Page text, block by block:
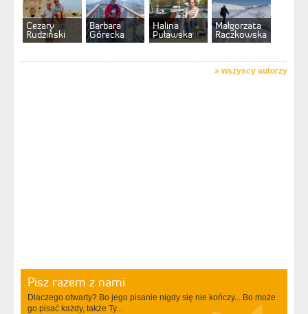
Cezary
Rudziński
Barbara
Górecka
Halina
Puławska
Małgorzata
Raczkowska
» wszyscy autorzy
Pisz razem z nami
Dlaczego otwarty? Bo jego pisanie nigdy się nie kończy... Bo może
go pisać każdy, także Ty...